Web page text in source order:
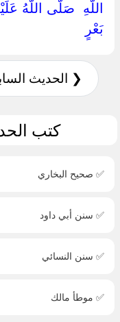
اللَّهِ ‏ ‏صَلَّى اللَّهُ
بَعْرٍ ‏
❮ الحديث
كتب
✅ صحيح البخاري
✅ سنن أبي داود
✅ سنن النسائي
✅ موطأ مالك